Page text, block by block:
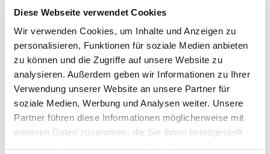
Diese Webseite verwendet Cookies
Wir verwenden Cookies, um Inhalte und Anzeigen zu
personalisieren, Funktionen für soziale Medien anbieten
zu können und die Zugriffe auf unsere Website zu
analysieren. Außerdem geben wir Informationen zu Ihrer
Verwendung unserer Website an unsere Partner für
soziale Medien, Werbung und Analysen weiter. Unsere
Partner führen diese Informationen möglicherweise mit
weiteren Daten zusammen, die Sie ihnen bereitgestellt
Top Kategorien